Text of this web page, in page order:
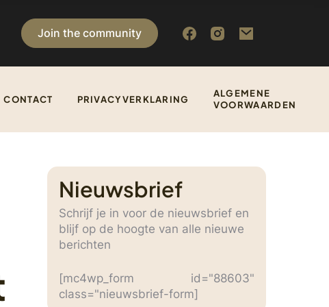
Join the community
CONTACT PRIVACYVERKLARING
ALGEMENE
VOORWAARDEN
Nieuwsbrief
Schrijf je in voor de nieuwsbrief en
blijf op de hoogte van alle nieuwe
berichten
[mc4wp_form id="88603"
class="nieuwsbrief-form]